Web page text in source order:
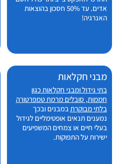
אדים. עד 50% חסכון בהוצאות
האנרגיה!
מבני חקלאות
בתי גידול ומבני חקלאות כגון
חממות, סובלים מרמת טמפרטורה
בלתי מבוקרת במבנים ובכך
נמענים תנאים אופטימליים לגידול
בעלי חיים או צמחים המשפיעים
ישירות על התפוקות.